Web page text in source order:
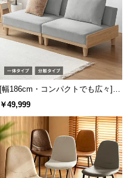
[幅186cm・コンパクトでも広々] 3
人掛けソファベッド リクライニン
￥49,999